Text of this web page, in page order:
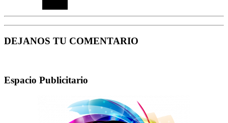
DEJANOS TU COMENTARIO
Espacio Publicitario